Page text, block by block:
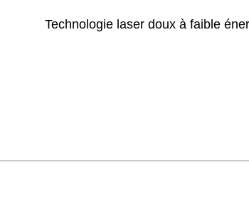
Technologie laser doux à faible